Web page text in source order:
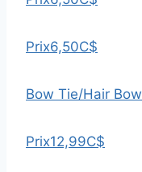
Prix6,50C$
Bow Tie/Hair Bow
Prix12,99C$